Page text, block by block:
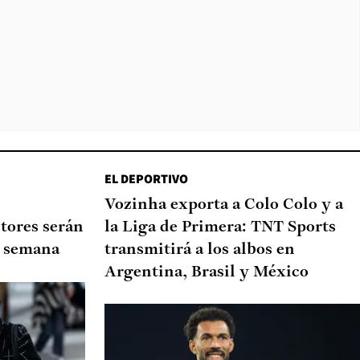
serán
EL DEPORTIVO
Vozinha exporta a Colo Colo y a
la Liga de Primera: TNT Sports
transmitirá a los albos en
Argentina, Brasil y México